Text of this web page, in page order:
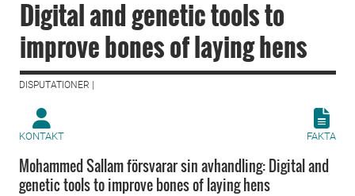
Digital and genetic tools to
improve bones of laying hens
DISPUTATIONER |
KONTAKT FAKTA
Mohammed Sallam försvarar sin avhandling: Digital and
genetic tools to improve bones of laying hens